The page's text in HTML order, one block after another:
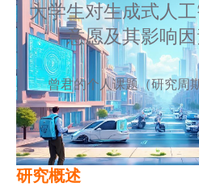
大学生对生成式人
意愿及其影响
曾君的个人课题（研究周
研究概述